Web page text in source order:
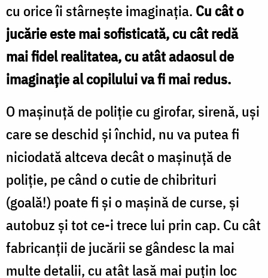
cu orice îi stârneşte imaginaţia. Cu cât o
jucărie este mai sofisticată, cu cât redă
mai fidel realitatea, cu atât adaosul de
imaginaţie al copilului va fi mai redus.
O maşinuţă de poliţie cu girofar, sirenă, uşi
care se deschid şi închid, nu va putea fi
niciodată altceva decât o maşinuţă de
poliţie, pe când o cutie de chibrituri
(goală!) poate fi şi o maşină de curse, şi
autobuz şi tot ce-i trece lui prin cap. Cu cât
fabricanţii de jucării se gândesc la mai
multe detalii, cu atât lasă mai puţin loc